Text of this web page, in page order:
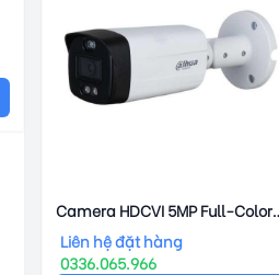
Camera HDCVI 5MP Full-Color
DAHUA DH-HAC-ME1509THP-
PV
Liên hệ đặt hàng
0336.065.966